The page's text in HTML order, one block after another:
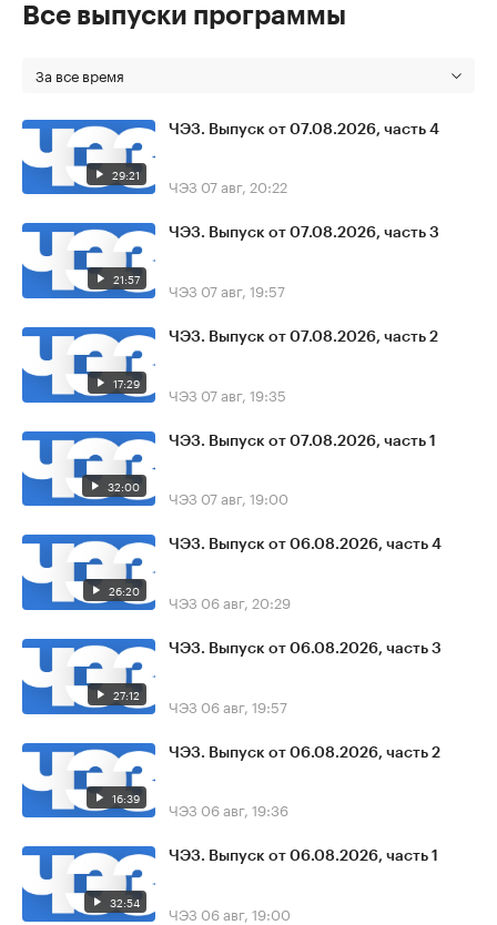
Все выпуски программы
За все время
29:21
ЧЭЗ. Выпуск от 07.08.2026, часть 4
ЧЭЗ 07 авг, 20:22
21:57
ЧЭЗ. Выпуск от 07.08.2026, часть 3
ЧЭЗ 07 авг, 19:57
17:29
ЧЭЗ. Выпуск от 07.08.2026, часть 2
ЧЭЗ 07 авг, 19:35
32:00
ЧЭЗ. Выпуск от 07.08.2026, часть 1
ЧЭЗ 07 авг, 19:00
26:20
ЧЭЗ. Выпуск от 06.08.2026, часть 4
ЧЭЗ 06 авг, 20:29
27:12
ЧЭЗ. Выпуск от 06.08.2026, часть 3
ЧЭЗ 06 авг, 19:57
16:39
ЧЭЗ. Выпуск от 06.08.2026, часть 2
ЧЭЗ 06 авг, 19:36
32:54
ЧЭЗ. Выпуск от 06.08.2026, часть 1
ЧЭЗ 06 авг, 19:00